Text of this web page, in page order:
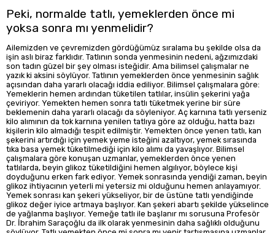
Peki, normalde tatlı, yemeklerden önce mi
yoksa sonra mı yenmelidir?
Ailemizden ve çevremizden gördüğümüz sıralama bu şekilde olsa da
işin aslı biraz farklıdır. Tatlının sonda yenmesinin nedeni, ağzımızdaki
son tadın güzel bir şey olması isteğidir. Ama bilimsel çalışmalar ne
yazık ki aksini söylüyor. Tatlının yemeklerden önce yenmesinin sağlık
açısından daha yararlı olacağı iddia ediliyor. Bilimsel çalışmalara göre:
Yemeklerin hemen ardından tüketilen tatlılar, insülin şekerini yağa
çeviriyor. Yemekten hemen sonra tatlı tüketmek yerine bir süre
beklemenin daha yararlı olacağı da söyleniyor. Aç karnına tatlı yerseniz
kilo alımının da tok karnına yenilen tatlıya göre az olduğu, hatta bazı
kişilerin kilo almadığı tespit edilmiştir. Yemekten önce yenen tatlı, kan
şekerini artırdığı için yemek yeme isteğini azaltıyor, yemek sırasında
tıka basa yemek tüketilmediği için kilo alımı da yavaşlıyor. Bilimsel
çalışmalara göre konuşan uzmanlar, yemeklerden önce yenen
tatlılarda, beyin glikoz tüketildiğini hemen algılıyor, böylece kişi
doyduğunu erken fark ediyor. Yemek sonrasında yendiği zaman, beyin
glikoz ihtiyacının yeterli mi yetersiz mi olduğunu hemen anlayamıyor.
Yemek sonrası kan şekeri yükseliyor, bir de üstüne tatlı yendiğinde
glikoz değer iyice artmaya başlıyor. Kan şekeri abartı şekilde yükselince
de yağlanma başlıyor. Yemeğe tatlı ile başlanır mı sorusuna Profesör
Dr. İbrahim Saraçoğlu da ilk olarak yenmesinin daha sağlıklı olduğunu